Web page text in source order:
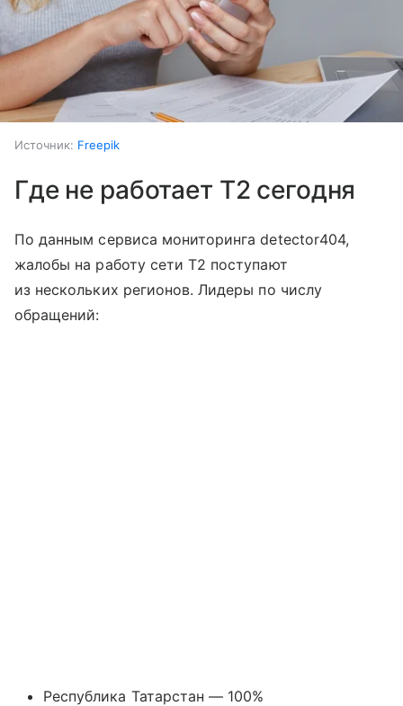
Источник: Freepik
Где не работает T2 сегодня
По данным сервиса мониторинга detector404,
жалобы на работу сети T2 поступают
из нескольких регионов. Лидеры по числу
обращений:
Республика Татарстан — 100%